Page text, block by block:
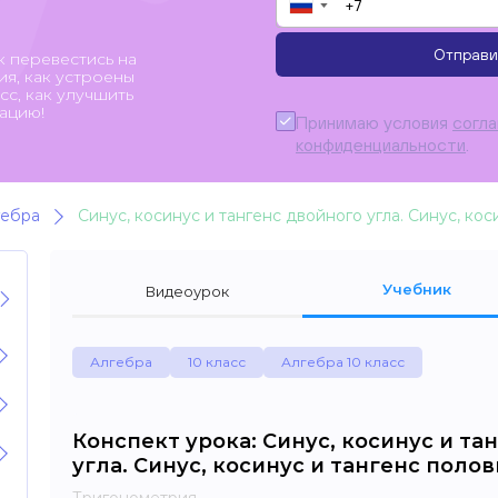
на
как устроены
как улучшить
▼
Принимаю условия
конфиденциальности
Синус, косинус и тангенс двойного угла. Синус,
Видеоурок Учебник
Алгебра 10 класс Алгебра 10 класс
Конспект урока: Синус, косинус и
угла. Синус, косинус и тангенс